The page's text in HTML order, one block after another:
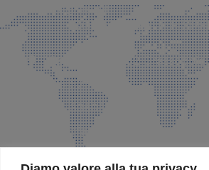
info@faeg.it
COMMERCIALE E
Via Padre Elzi, 32 Grassobbio
035 525015
035 335037
info@faeg.it
SITE MAP